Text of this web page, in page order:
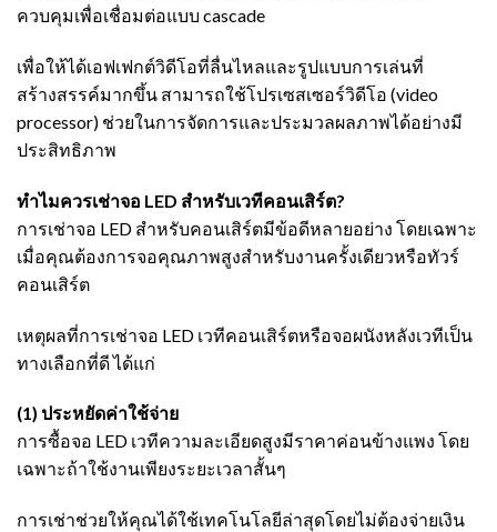
ควบคุมเพื่อเชื่อมต่อแบบ cascade
เพื่อให้ได้เอฟเฟกต์วิดีโอที่ลื่นไหลและรูปแบบการเล่นที่
สร้างสรรค์มากขึ้น สามารถใช้โปรเซสเซอร์วิดีโอ (video
processor) ช่วยในการจัดการและประมวลผลภาพได้อย่างมี
ประสิทธิภาพ
ทำไมควรเช่าจอ LED สำหรับเวทีคอนเสิร์ต?
การเช่าจอ LED สำหรับคอนเสิร์ตมีข้อดีหลายอย่าง โดยเฉพาะ
เมื่อคุณต้องการจอคุณภาพสูงสำหรับงานครั้งเดียวหรือทัวร์
คอนเสิร์ต
เหตุผลที่การเช่าจอ LED เวทีคอนเสิร์ตหรือจอผนังหลังเวทีเป็น
ทางเลือกที่ดี ได้แก่
(1) ประหยัดค่าใช้จ่าย
การซื้อจอ LED เวทีความละเอียดสูงมีราคาค่อนข้างแพง โดย
เฉพาะถ้าใช้งานเพียงระยะเวลาสั้นๆ
การเช่าช่วยให้คุณได้ใช้เทคโนโลยีล่าสุดโดยไม่ต้องจ่ายเงิน